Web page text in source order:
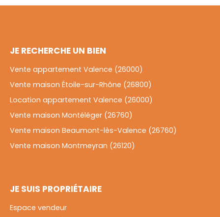
JE RECHERCHE UN BIEN
Vente appartement Valence (26000)
Vente maison Étoile-sur-Rhône (26800)
Location appartement Valence (26000)
Vente maison Montéléger (26760)
Vente maison Beaumont-lès-Valence (26760)
Vente maison Montmeyran (26120)
JE SUIS PROPRIÉTAIRE
Espace vendeur